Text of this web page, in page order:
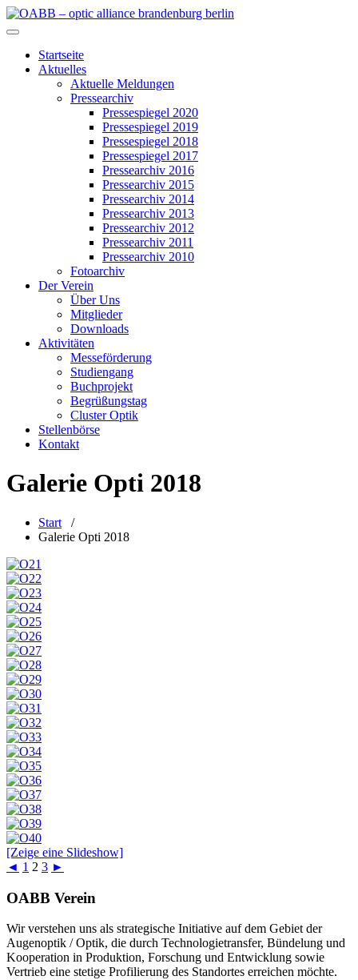
Zum
Inhalt
OABB – optic alliance brandenburg berlin
Startseite
Aktuelles
Aktuelle Meldungen
Pressearchiv
Pressespiegel 2020
Pressespiegel 2019
Pressespiegel 2018
Pressespiegel 2017
Pressearchiv 2016
Pressearchiv 2015
Pressearchiv 2014
Pressearchiv 2013
Pressearchiv 2012
Pressearchiv 2011
Pressearchiv 2010
Fotoarchiv
Der Verein
Über Uns
Mitglieder
Downloads
Aktivitäten
Messeförderung
Studiengang
Buchprojekt
Begrüßungstag
Cluster Optik
Stellenbörse
Kontakt
Galerie Opti 2018
Start /
Galerie Opti 2018
[Zeige eine Slideshow]
◄ 1 2 3 ►
OABB Verein
Wir verstehen uns als strategische Initiative auf dem Gebiet der
Augenoptik / Optik, die durch Technologietransfer, Bündelung und
Kooperation in Produktion, Forschung und Entwicklung sowie
Vertrieb eine stetige Profilierung des Standortes erreichen möchte.